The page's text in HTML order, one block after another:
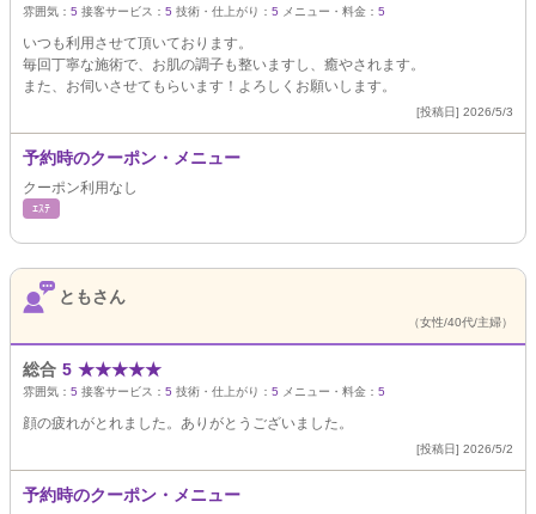
雰囲気： 5 接客サービス： 5 技術・仕上がり： 5 メニュー・料金： 5
いつも利用させて頂いております。
毎回丁寧な施術で、お肌の調子も整いますし、癒やされます。
また、お伺いさせてもらいます！よろしくお願いします。
[投稿日] 2026/5/3
予約時のクーポン・メニュー
クーポン利用なし
ｴｽﾃ
ともさん
（女性/40代/主婦）
総合 5 ★★★★★
雰囲気： 5 接客サービス： 5 技術・仕上がり： 5 メニュー・料金： 5
顔の疲れがとれました。ありがとうございました。
[投稿日] 2026/5/2
予約時のクーポン・メニュー